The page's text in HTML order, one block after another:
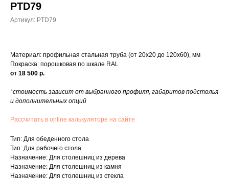
PTD79
Артикул: PTD79
Материал: профильная стальная труба (от 20х20 до 120х60), мм
Покраска: порошковая по шкале RAL
от 18 500 р.
*стоимость зависит от выбранного профиля, габаритов подстолья
и дополнительных опций
Рассчитать в online калькуляторе на сайте
Тип: Для обеденного стола
Тип: Для рабочего стола
Назначение: Для столешниц из дерева
Назначение: Для столешниц из камня
Назначение: Для столешниц из стекла